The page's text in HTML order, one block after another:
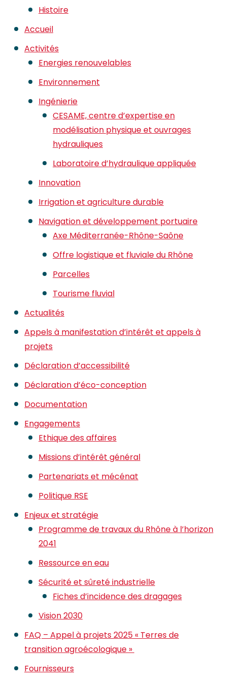
Histoire
Accueil
Activités
Energies renouvelables
Environnement
Ingénierie
CESAME, centre d’expertise en
modélisation physique et ouvrages
hydrauliques
Laboratoire d’hydraulique appliquée
Innovation
Irrigation et agriculture durable
Navigation et développement portuaire
Axe Méditerranée-Rhône-Saône
Offre logistique et fluviale du Rhône
Parcelles
Tourisme fluvial
Actualités
Appels à manifestation d’intérêt et appels à
projets
Déclaration d’accessibilité
Déclaration d’éco-conception
Documentation
Engagements
Ethique des affaires
Missions d’intérêt général
Partenariats et mécénat
Politique RSE
Enjeux et stratégie
Programme de travaux du Rhône à l’horizon
2041
Ressource en eau
Sécurité et sûreté industrielle
Fiches d’incidence des dragages
Vision 2030
FAQ – Appel à projets 2025 « Terres de
transition agroécologique »
Fournisseurs